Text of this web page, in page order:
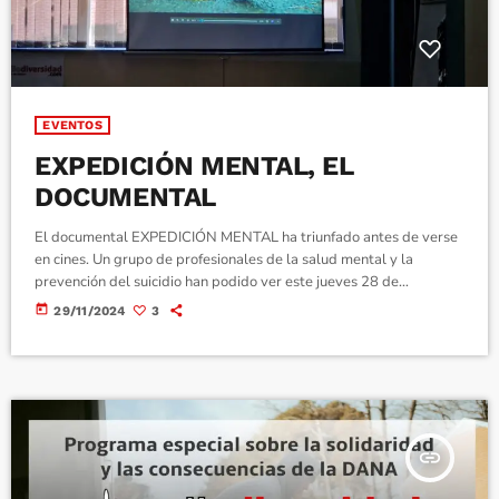
EVENTOS
EXPEDICIÓN MENTAL, EL
DOCUMENTAL
El documental EXPEDICIÓN MENTAL ha triunfado antes de verse
en cines. Un grupo de profesionales de la salud mental y la
prevención del suicidio han podido ver este jueves 28 de
noviembre en el salon de actos del Hospital de Día Lajman Salud
today 29/11/2024 3
insert_link